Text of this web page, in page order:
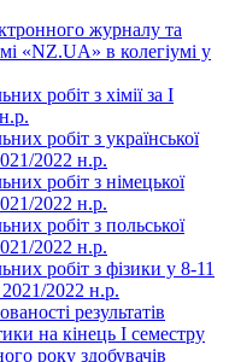
журналу та
«NZ.UA» в колегіумі у
робіт з хімії за І
робіт з української
2022 н.р.
робіт з німецької
2022 н.р.
робіт з польської
2022 н.р.
робіт з фізики у 8-11
2021/2022 н.р.
результатів
на кінець І семестру
року здобувачів